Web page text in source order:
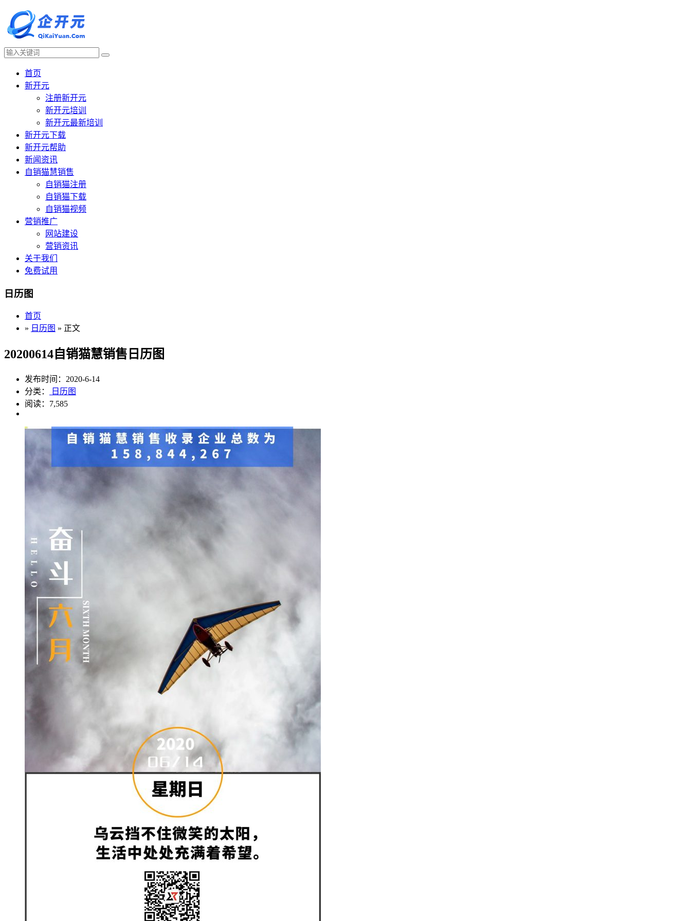
首页
新开元
注册新开元
新开元培训
新开元最新培训
新开元下载
新开元帮助
新闻资讯
自销猫慧销售
自销猫注册
自销猫下载
自销猫视频
营销推广
网站建设
营销资讯
关于我们
免费试用
日历图
首页
» 日历图 » 正文
20200614自销猫慧销售日历图
发布时间：2020-6-14
分类：
日历图
阅读：7,585